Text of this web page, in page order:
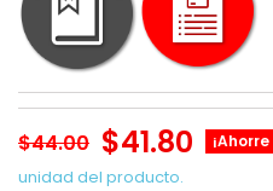
$44.00 $41.80 ¡Ahorre
unidad del producto.